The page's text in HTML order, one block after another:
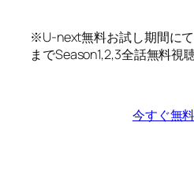
※U-next無料お試し期間に
までSeason1,2,3全話無料視
今すぐ無